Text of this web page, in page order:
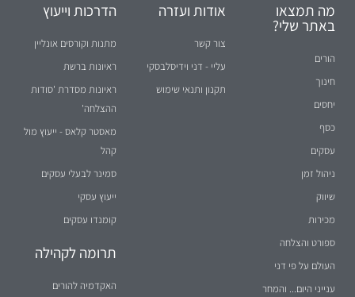
מה תמצאו
באתר שלי?
הורים
חינוך
יחסים
כסף
עסקים
ניהול זמן
שיווק
מכירות
ספורט והצלחה
העולם על פי דני
ענייני היום... והמחר
אודות ועזרה
צור קשר
עליי - דני וידיסלבסקי
תקנון ותנאי שימוש
הדרכות וייעוץ
מתנות וקורסים אונליין
ראיונות ברשת
ראיונות מסדרת 'סודות
ההצלחה'
מאסטר קלאס - ייעוץ מול
קהל
סמינר לבעלי עסקים
ייעוץ עסקי
קומנדו עסקים
תרומה לקהילה
האקדמיה להורים